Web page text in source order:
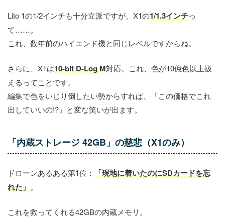
Lito 1の1/2インチも十分立派ですが、X1の1/1.3インチっ
て……。
これ、数年前のハイエンド機と同じレベルですからね。
さらに、X1は10-bit D-Log M対応。これ、色が10億色以上扱
えるってことです。
編集で色をいじり倒したい勢からすれば、「この価格でこれ
出していいの!?」と変な笑いが出ます。
「内蔵ストレージ 42GB」の慈悲（X1のみ）
ドローンあるある第1位：
「現地に着いたのにSDカードを忘
れた」 。
これを救ってくれる42GBの内蔵メモリ。